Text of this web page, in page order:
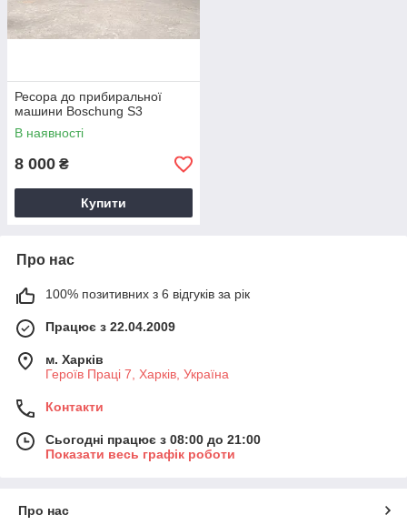
Ресора до прибиральної
машини Boschung S3
В наявності
8 000 ₴
Купити
Про нас
100% позитивних з 6 відгуків за рік
Працює з 22.04.2009
м. Харків
Героїв Праці 7, Харків, Україна
Контакти
Сьогодні працює з 08:00 до 21:00
Показати весь графік роботи
Про нас